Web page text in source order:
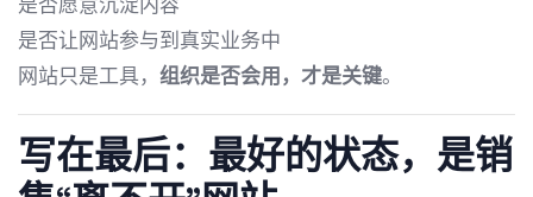
是否愿意沉淀内容
是否让网站参与到真实业务中
网站只是工具， 组织是否会用，才是关键。
写在最后：最好的状态，是销